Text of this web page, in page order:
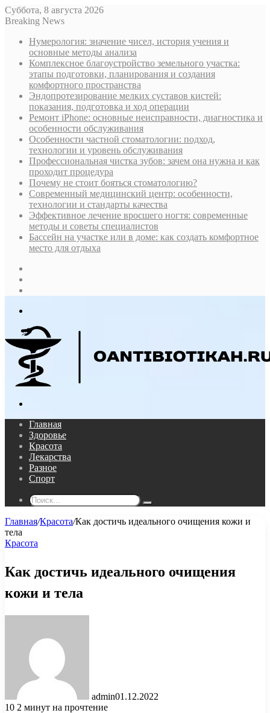
Суббота, 8 августа 2026
Breaking News
Нумерология: значение чисел, история учения и
основные методы анализа
Комплексное благоустройство земельного участка:
этапы подготовки, планирования и создания
комфортного пространства
Эндопротезирование мелких суставов кистей:
показания, подготовка и ход операции
Ремонт iPhone: основные неисправности, диагностика и
особенности обслуживания
Особенности частной стоматологии: подход,
технологии и уровень обслуживания
Профессиональная чистка зубов: зачем она нужна и как
проходит процедура
Почему не стоит бояться стоматологию?
Современный медицинский центр: особенности,
технологии и стандарты качества
Эффективное лечение вросшего ногтя: современные
методы и советы специалистов
Бассейн на участке или в доме: как создать комфортное
место для отдыха
Главная
Здоровье
Красота
Лекарства
Разное
Спорт
Поиск...
Главная/Красота/Как достичь идеального очищения кожи и
тела
Красота
Как достичь идеального очищения
кожи и тела
admin01.12.2022
10 2 минут на прочтение